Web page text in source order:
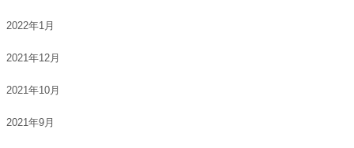
2022年1月
2021年12月
2021年10月
2021年9月